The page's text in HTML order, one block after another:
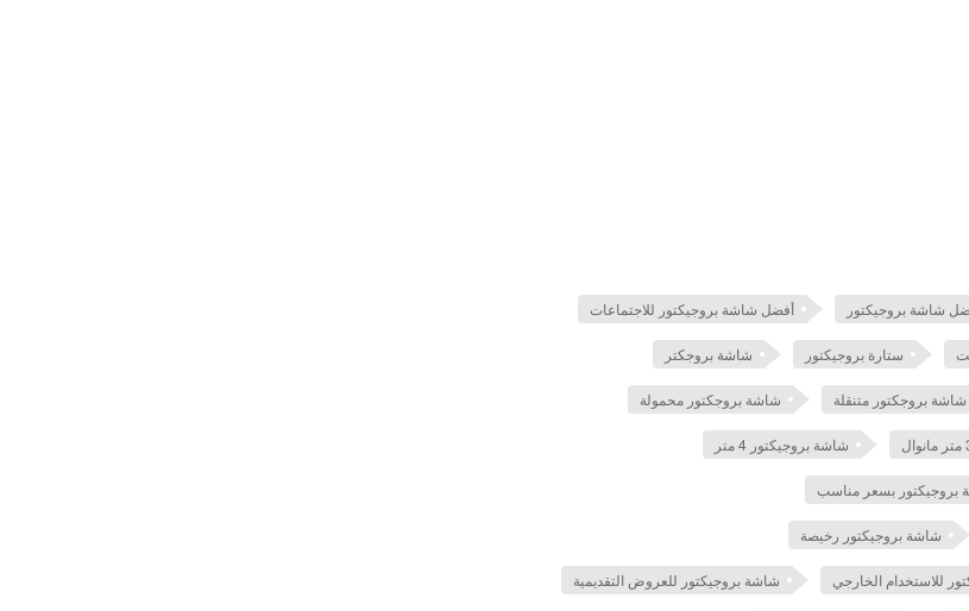
شاشة بروجيكتور أفضل شاشة بروجيكتور للاجتماعات
ستارة بروجيكتور شاشة بروجكتر
شاشة بروجكتور متنقلة شاشة بروجكتور محمولة
شاشة بروجيكتور 4 متر
بروجيكتور بسعر مناسب
شاشة بروجيكتور رخيصة
للاستخدام الخارجي شاشة بروجيكتور للعروض التقديمية